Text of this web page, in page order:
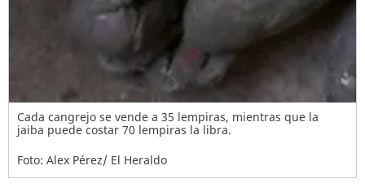
Cada cangrejo se vende a 35 lempiras, mientras que la
jaiba puede costar 70 lempiras la libra.
Foto: Alex Pérez/ El Heraldo